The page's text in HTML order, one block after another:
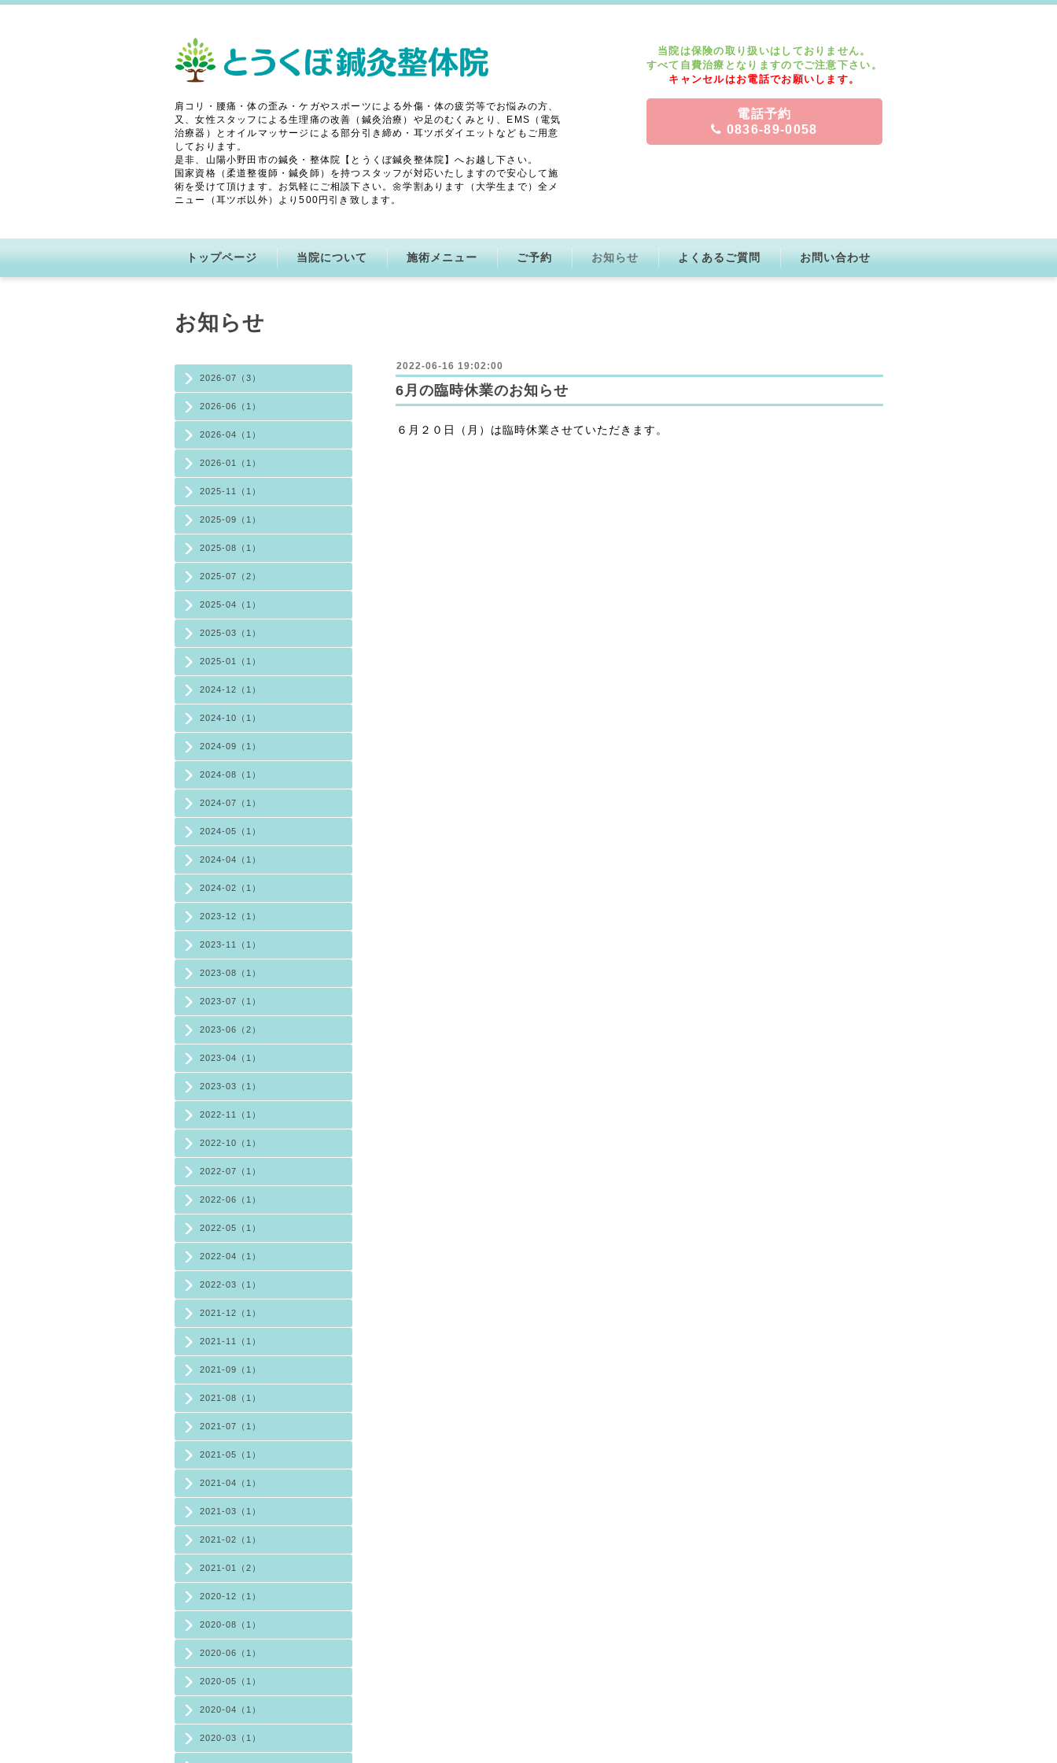
当院は保険の取り扱いはしておりません。
すべて自費治療となりますのでご注意下さい。
キャンセルはお電話でお願いします。
電話予約
0836-89-0058
肩コリ・腰痛・体の歪み・ケガやスポーツによる外傷・体の疲労等でお悩みの方、
又、女性スタッフによる生理痛の改善（鍼灸治療）や足のむくみとり、EMS（電気
治療器）とオイルマッサージによる部分引き締め・耳ツボダイエットなどもご用意
しております。
是非、山陽小野田市の鍼灸・整体院【とうくぼ鍼灸整体院】へお越し下さい。
国家資格（柔道整復師・鍼灸師）を持つスタッフが対応いたしますので安心して施
術を受けて頂けます。お気軽にご相談下さい。🌼学割あります（大学生まで）全メ
ニュー（耳ツボ以外）より500円引き致します。
トップページ 当院について 施術メニュー ご予約 お知らせ よくあるご質問 お問い合わせ
2026-07（3）
2026-06（1）
2026-04（1）
2026-01（1）
2025-11（1）
2025-09（1）
2025-08（1）
2025-07（2）
2025-04（1）
2025-03（1）
2025-01（1）
2024-12（1）
2024-10（1）
2024-09（1）
2024-08（1）
2024-07（1）
2024-05（1）
2024-04（1）
2024-02（1）
2023-12（1）
2023-11（1）
2023-08（1）
2023-07（1）
2023-06（2）
2023-04（1）
2023-03（1）
2022-11（1）
2022-10（1）
2022-07（1）
2022-06（1）
2022-05（1）
2022-04（1）
2022-03（1）
2021-12（1）
2021-11（1）
2021-09（1）
2021-08（1）
2021-07（1）
2021-05（1）
2021-04（1）
2021-03（1）
2021-02（1）
2021-01（2）
2020-12（1）
2020-08（1）
2020-06（1）
2020-05（1）
2020-04（1）
2020-03（1）
お知らせ
2022-06-16 19:02:00
6月の臨時休業のお知らせ
６月２０日（月）は臨時休業させていただきます。